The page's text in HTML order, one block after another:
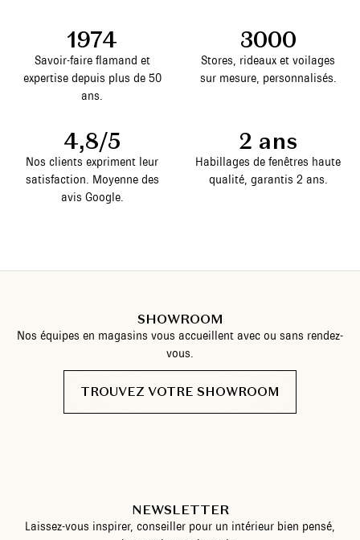
1974
Savoir-faire flamand et
expertise depuis plus de 50
ans.
3000
Stores, rideaux et voilages
sur mesure, personnalisés.
4,8/5
Nos clients expriment leur
satisfaction. Moyenne des
avis Google.
2 ans
Habillages de fenêtres haute
qualité, garantis 2 ans.
SHOWROOM
Nos équipes en magasins vous accueillent avec ou sans rendez-
vous.
TROUVEZ VOTRE SHOWROOM
NEWSLETTER
Laissez-vous inspirer, conseiller pour un intérieur bien pensé,